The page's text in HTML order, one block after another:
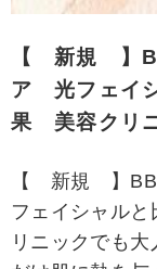
【 新規 】
ア 光フェイ
果 美容クリ
【 新規 】
フェイシャル
リニックでも